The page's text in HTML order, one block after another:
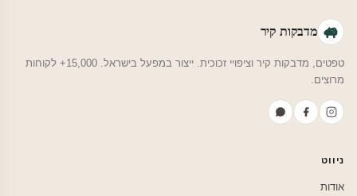
מדבקות קיר
טפטים, מדבקות קיר וציפויי זכוכית. ייצור במפעל בישראל. 15,000+ לקוחות
מרוצים.
ניווט
אודות